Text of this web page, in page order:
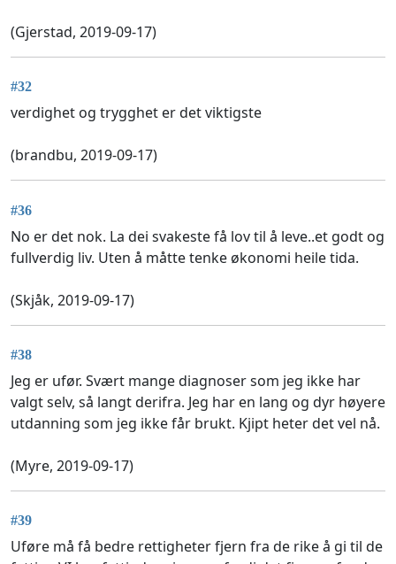
(Gjerstad, 2019-09-17)
#32
verdighet og trygghet er det viktigste
(brandbu, 2019-09-17)
#36
No er det nok. La dei svakeste få lov til å leve..et godt og
fullverdig liv. Uten å måtte tenke økonomi heile tida.
(Skjåk, 2019-09-17)
#38
Jeg er ufør. Svært mange diagnoser som jeg ikke har
valgt selv, så langt derifra. Jeg har en lang og dyr høyere
utdanning som jeg ikke får brukt. Kjipt heter det vel nå.
(Myre, 2019-09-17)
#39
Uføre må få bedre rettigheter fjern fra de rike å gi til de